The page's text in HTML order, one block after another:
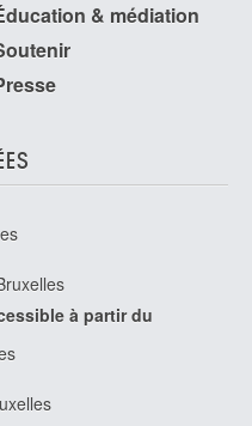
& médiation
à partir du